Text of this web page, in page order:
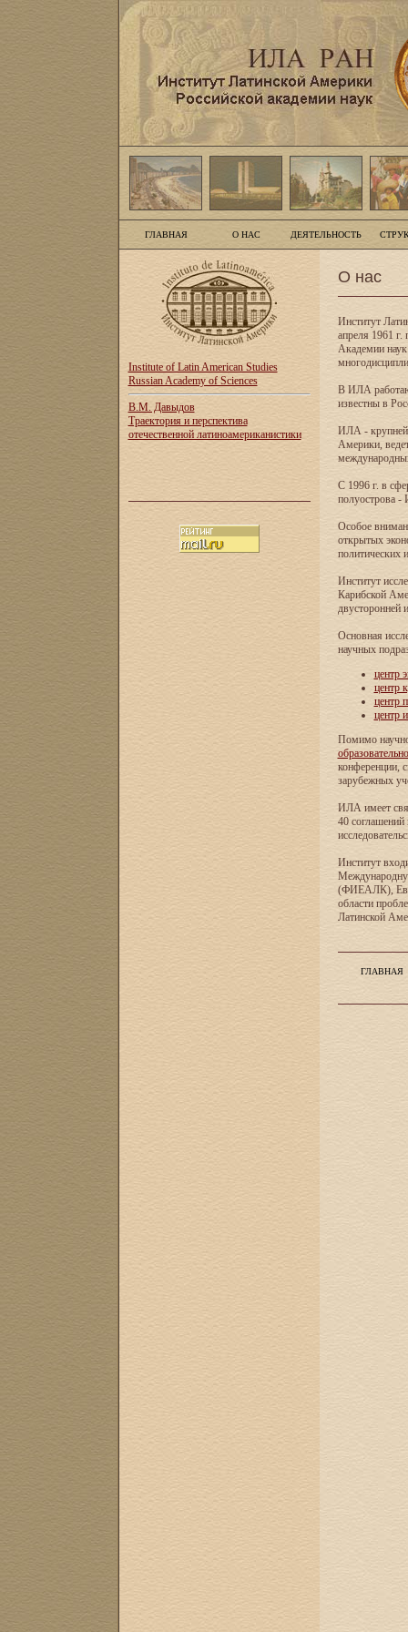
ГЛАВНАЯ О НАС ДЕЯТЕЛЬНОСТЬ
Institute of Latin American Studies
Russian Academy of Sciences
В.М. Давыдов
Траектория и перспектива
отечественной латиноамериканистики
О нас
Институт
апреля 1961
Академии
В ИЛА
известны в
ИЛА -
Америки,
С 1996 г. в
полуострова -
Особое
открытых
политических
Институт
Карибской
двусторонней
Основная
научных
центр
центр
центр
центр
Помимо
конференции,
зарубежных
ИЛА имеет
40 соглашений
Институт
(ФИЕАЛК),
области
Латинской
ГЛАВНАЯ